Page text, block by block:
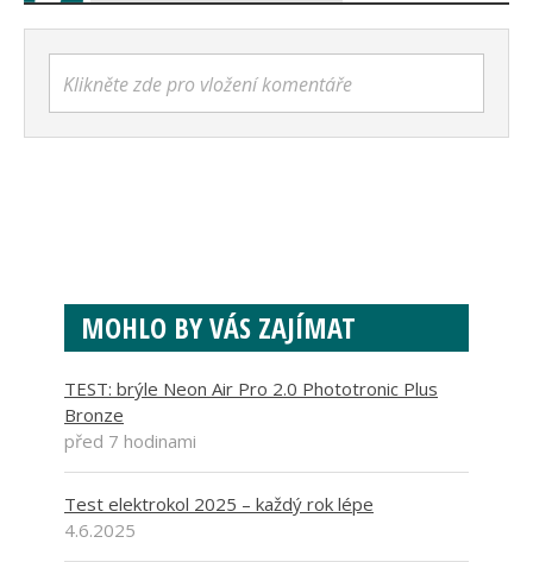
Klikněte zde pro vložení komentáře
MOHLO BY VÁS ZAJÍMAT
TEST: brýle Neon Air Pro 2.0 Phototronic Plus
Bronze
před 7 hodinami
Test elektrokol 2025 – každý rok lépe
4.6.2025